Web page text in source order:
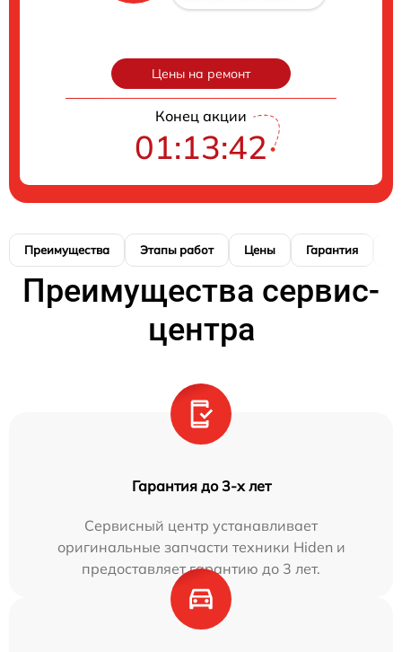
Цены на ремонт
Конец акции
01:13:40
Преимущества Этапы работ Цены Гарантия
Преимущества сервис-
центра
Гарантия до 3-х лет
Сервисный центр устанавливает
оригинальные запчасти техники Hiden и
предоставляет гарантию до 3 лет.